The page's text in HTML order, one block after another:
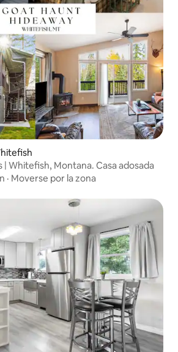
| Whitefish, Montana. Casa adosada
· Moverse por la zona